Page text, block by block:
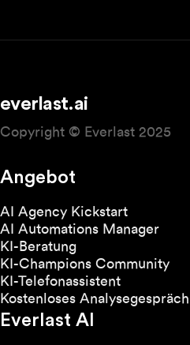
everlast.ai
Copyright © Everlast 2025
Angebot
AI Agency Kickstart
AI Automations Manager
KI-Beratung
KI-Champions Community
KI-Telefonassistent
Kostenloses Analysegespräch
Everlast AI